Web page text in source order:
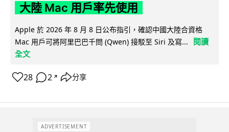
大陸 Mac 用戶率先使用
Apple 於 2026 年 8 月 8 日公布指引，確認中國大陸合資格
Mac 用戶可將阿里巴巴千問 (Qwen) 接駁至 Siri 及寫...
閱讀
全文
28 2 ↗ 分享
ADVERTISEMENT